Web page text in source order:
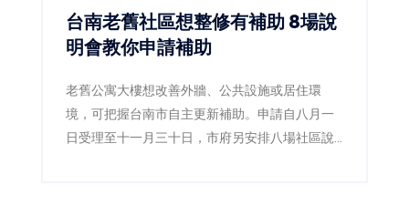
台南老舊社區想整修有補助 8場說
明會教你申請補助
老舊公寓大樓想改善外牆、公共設施或居住環
境，可把握台南市自主更新補助。申請自八月一
日受理至十一月三十日，市府另安排八場社區說